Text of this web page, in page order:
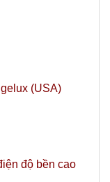
(USA)
độ bền cao